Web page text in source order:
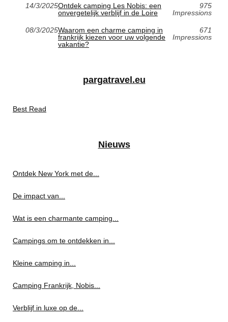
14/3/2025Ontdek camping Les Nobis: een
onvergetelijk verblijf in de Loire
975
Impressions
08/3/2025Waarom een charme camping in
frankrijk kiezen voor uw volgende
vakantie?
671
Impressions
pargatravel.eu
Best Read
Nieuws
Ontdek New York met de...
De impact van...
Wat is een charmante camping...
Campings om te ontdekken in...
Kleine camping in...
Camping Frankrijk, Nobis...
Verblijf in luxe op de...